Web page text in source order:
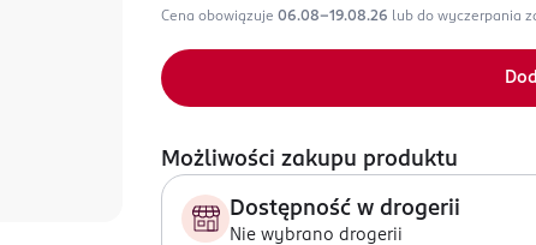
Cena obowiązuje 06.08-19.08.26 lub do wyczerpania
Możliwości zakupu produktu
Dostępność w drogerii
Nie wybrano drogerii